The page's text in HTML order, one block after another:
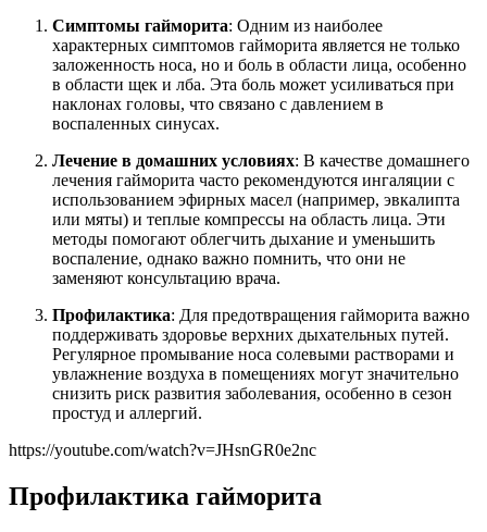
Симптомы гайморита: Одним из наиболее
характерных симптомов гайморита является не только
заложенность носа, но и боль в области лица, особенно
в области щек и лба. Эта боль может усиливаться при
наклонах головы, что связано с давлением в
воспаленных синусах.
Лечение в домашних условиях: В качестве домашнего
лечения гайморита часто рекомендуются ингаляции с
использованием эфирных масел (например, эвкалипта
или мяты) и теплые компрессы на область лица. Эти
методы помогают облегчить дыхание и уменьшить
воспаление, однако важно помнить, что они не
заменяют консультацию врача.
Профилактика: Для предотвращения гайморита важно
поддерживать здоровье верхних дыхательных путей.
Регулярное промывание носа солевыми растворами и
увлажнение воздуха в помещениях могут значительно
снизить риск развития заболевания, особенно в сезон
простуд и аллергий.
https://youtube.com/watch?v=JHsnGR0e2nc
Профилактика гайморита